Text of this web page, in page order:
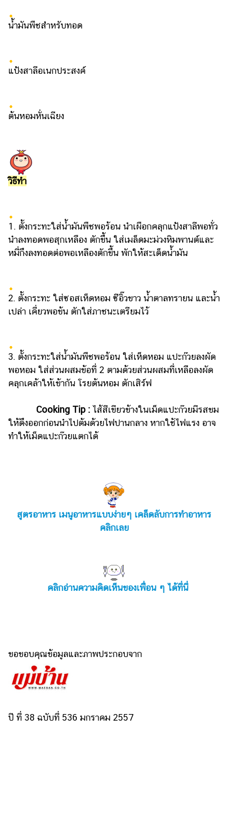
น้ำมันพืชสำหรับทอด
แป้งสาลีอเนกประสงค์
ต้นหอมหั่นเฉียง
วิธีทำ
1. ตั้งกระทะใส่น้ำมันพืชพอร้อน นำเผือกคลุกแป้งสาลีพอทั่ว
นำลงทอดพอสุกเหลือง ตักขึ้น ใส่เมล็ดมะม่วงหิมพานต์และ
หมี่กึงลงทอดต่อพอเหลืองตักขึ้น พักให้สะเด็ดน้ำมัน
2. ตั้งกระทะ ใส่ซอสเห็ดหอม ซีอิ๊วขาว น้ำตาลทรายน และน้ำ
เปล่า เคี่ยวพอข้น ตักใส่ภาชนะเตรียมไว้
3. ตั้งกระทะใส่น้ำมันพืชพอร้อน ใส่เห็ดหอม แปะก๊วยลงผัด
พอหอม ใส่ส่วนผสมข้อที่ 2 ตามด้วยส่วนผสมที่เหลือลงผัด
คลุกเคล้าให้เข้ากัน โรยต้นหอม ตักเสิร์ฟ
Cooking Tip : ไส้สีเขียวข้างในเม็ดแปะก๊วยมีรสขม
ให้ดึงออกก่อนนำไปต้มด้วยไฟปานกลาง หากใช้ไฟแรง อาจ
ทำให้เม็ดแปะก๊วยแตกได้
สูตรอาหาร เมนูอาหารแบบง่ายๆ เคล็ดลับการทำอาหาร
คลิกเลย
คลิกอ่านความคิดเห็นของเพื่อน ๆ ได้ที่นี่
ขอขอบคุณข้อมูลและภาพประกอบจาก
ปี ที่ 38 ฉบับที่ 536 มกราคม 2557